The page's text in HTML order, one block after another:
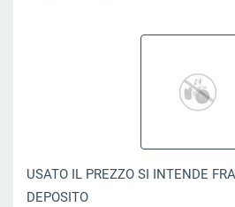
USATO IL PREZZO SI INTENDE
DEPOSITO